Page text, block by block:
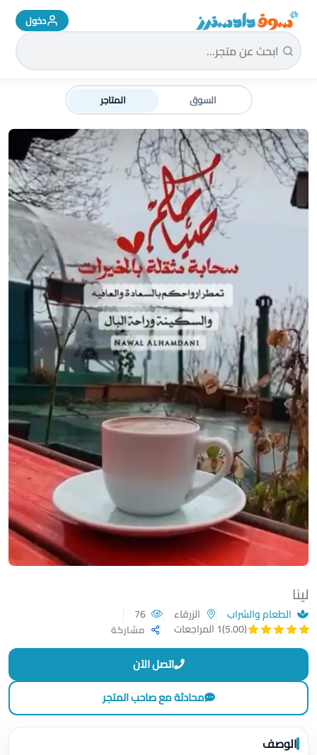
سوق دادسترز الرئيسية دخول
السوق المتاجر
لينا
الطعام والشراب الزرقاء
(5.00)
1 المراجعات مشاركة
اتصل الآن
محادثة مع صاحب المتجر
الوصف